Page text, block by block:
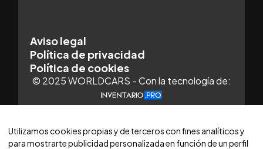
Aviso legal
Política de privacidad
Política de cookies
© 2025 WORLDCARS - Con la tecnología de:
Utilizamos cookies propias y de terceros con fines analíticos y
para mostrarte publicidad personalizada en función de un perfil